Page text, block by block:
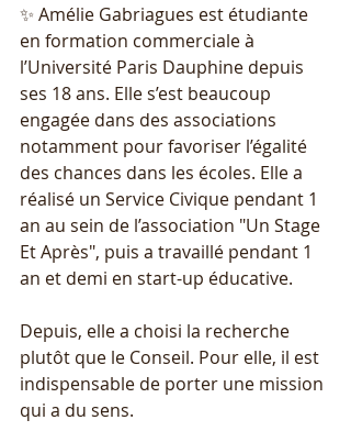
✨ Amélie Gabriagues est étudiante
en formation commerciale à
l’Université Paris Dauphine depuis
ses 18 ans. Elle s’est beaucoup
engagée dans des associations
notamment pour favoriser l’égalité
des chances dans les écoles. Elle a
réalisé un Service Civique pendant 1
an au sein de l’association "Un Stage
Et Après", puis a travaillé pendant 1
an et demi en start-up éducative.
Depuis, elle a choisi la recherche
plutôt que le Conseil. Pour elle, il est
indispensable de porter une mission
qui a du sens.